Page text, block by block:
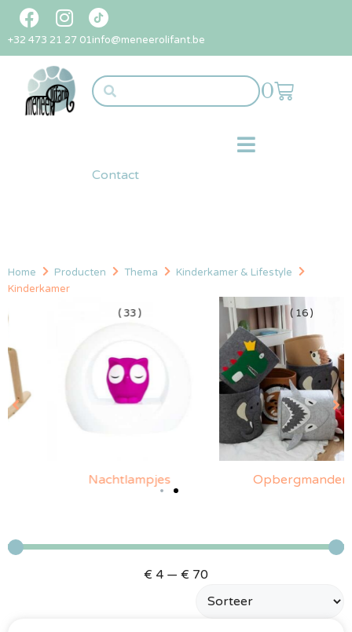
+32 473 21 27 01info@meneerolifant.be
0
Contact
Home Producten Thema
Kinderkamer & Lifestyle
Kinderkamer
Nachtlampjes
( 16 )
Opbergmanden
€ 4 — € 70